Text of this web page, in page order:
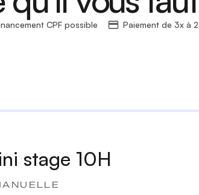
CPF possible Paiement de 3x à
stage 10H